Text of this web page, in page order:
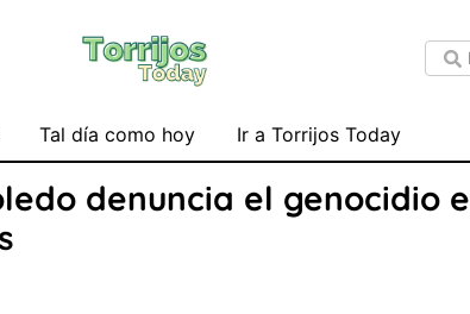
Tal día como hoy Ir a Torrijos Today
denuncia el genocidio